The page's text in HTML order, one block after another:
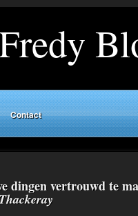
Contact
dingen vertrouwd te